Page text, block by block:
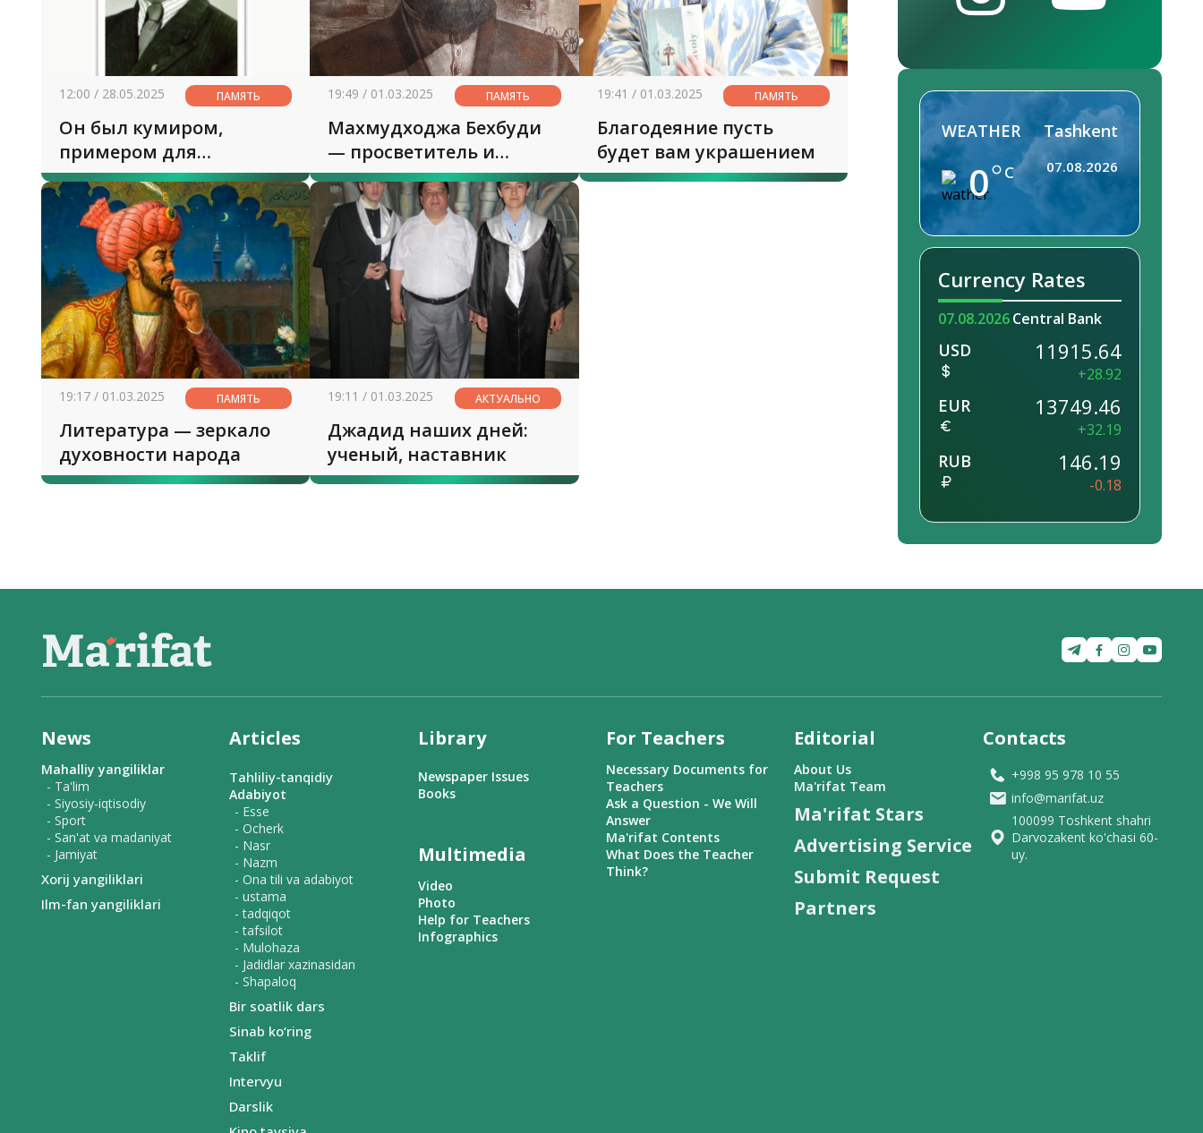
12:00 / 28.05.2025 ПАМЯТЬ
Он был кумиром,
примером для
подражания
19:49 / 01.03.2025 ПАМЯТЬ
Махмудходжа Бехбуди
— просветитель и
наставник
19:41 / 01.03.2025 ПАМЯТЬ
Благодеяние пусть
будет вам украшением
19:17 / 01.03.2025 ПАМЯТЬ
Литература — зеркало
духовности народа
19:11 / 01.03.2025 АКТУАЛЬНО
Джадид наших дней:
ученый, наставник
WEATHER
0 C
Tashkent
07.08.2026
Currency Rates
07.08.2026Central Bank
USD 11915.64
+28.92
EUR 13749.46
+32.19
RUB 146.19
-0.18
News
Mahalliy yangiliklar
- Ta'lim
- Siyosiy-iqtisodiy
- Sport
- San'at va madaniyat
- Jamiyat
Xorij yangiliklari
Ilm-fan yangiliklari
Articles
Tahliliy-tanqidiy
Adabiyot
- Esse
- Ocherk
- Nasr
- Nazm
- Ona tili va adabiyot
- ustama
- tadqiqot
- tafsilot
- Mulohaza
- Jadidlar xazinasidan
- Shapaloq
Bir soatlik dars
Sinab ko‘ring
Taklif
Intervyu
Darslik
Library
Newspaper Issues
Books
Multimedia
Video
Photo
Help for Teachers
Infographics
For Teachers
Necessary Documents for
Teachers
Ask a Question - We Will
Answer
Ma'rifat Contents
What Does the Teacher
Think?
Editorial
About Us
Ma'rifat Team
Ma'rifat Stars
Advertising Service
Submit Request
Partners
Contacts
+998 95 978 10 55
info@marifat.uz
100099 Toshkent shahri
Darvozakent ko'chasi 60-
uy.